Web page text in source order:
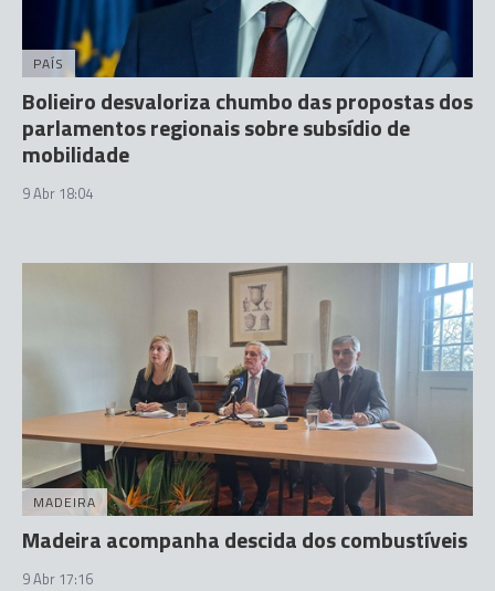
PAÍS
Bolieiro desvaloriza chumbo das propostas dos
parlamentos regionais sobre subsídio de
mobilidade
9 Abr 18:04
MADEIRA
Madeira acompanha descida dos combustíveis
9 Abr 17:16